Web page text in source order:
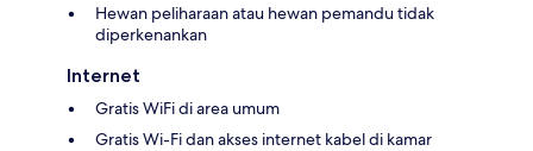
Hewan peliharaan atau hewan pemandu tidak
diperkenankan
Internet
Gratis WiFi di area umum
Gratis Wi-Fi dan akses internet kabel di kamar